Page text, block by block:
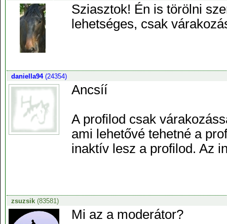
Sziasztok! Én is törölni
lehetséges, csak
daniella94(24354)
Ancsíí
A profilod csak
ami lehetővé tehetné a
inaktív lesz a profilod. Az
zsuzsik(83581)
Mi az a moderátor?